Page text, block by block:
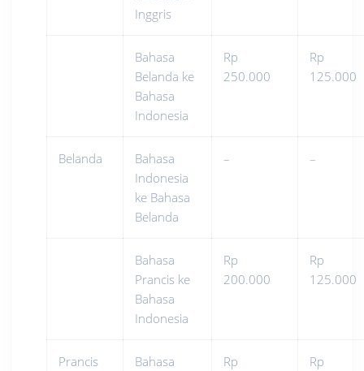
Inggris
Bahasa
Belanda ke
Bahasa
Indonesia
Rp
250.000
Rp
125.000
Belanda
Bahasa
Indonesia
ke Bahasa
Belanda
– –
Bahasa
Prancis ke
Bahasa
Indonesia
Rp
200.000
Rp
125.000
Prancis
Bahasa
Rp
Rp